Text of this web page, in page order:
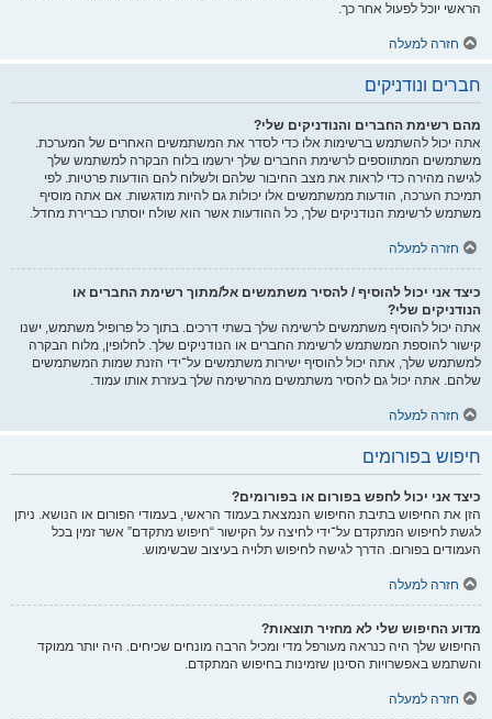
הראשי יוכל לפעול אחר כך.
חזרה למעלה
חברים ונודניקים
מהם רשימת החברים והנודניקים שלי?
אתה יכול להשתמש ברשימות אלו כדי לסדר את המשתמשים האחרים של המערכת.
משתמשים המתווספים לרשימת החברים שלך ירשמו בלוח הבקרה למשתמש שלך
לגישה מהירה כדי לראות את מצב החיבור שלהם ולשלוח להם הודעות פרטיות. לפי
תמיכת הערכה, הודעות ממשתמשים אלו יכולות גם להיות מודגשות. אם אתה מוסיף
משתמש לרשימת הנודניקים שלך, כל ההודעות אשר הוא שולח יוסתרו כברירת מחדל.
חזרה למעלה
כיצד אני יכול להוסיף / להסיר משתמשים אל/מתוך רשימת החברים או
הנודניקים שלי?
אתה יכול להוסיף משתמשים לרשימה שלך בשתי דרכים. בתוך כל פרופיל משתמש, ישנו
קישור להוספת המשתמש לרשימת החברים או הנודניקים שלך. לחלופין, מלוח הבקרה
למשתמש שלך, אתה יכול להוסיף ישירות משתמשים על־ידי הזנת שמות המשתמשים
שלהם. אתה יכול גם להסיר משתמשים מהרשימה שלך בעזרת אותו עמוד.
חזרה למעלה
חיפוש בפורומים
כיצד אני יכול לחפש בפורום או בפורומים?
הזן את החיפוש בתיבת החיפוש הנמצאת בעמוד הראשי, בעמודי הפורום או הנושא. ניתן
לגשת לחיפוש המתקדם על־ידי לחיצה על הקישור “חיפוש מתקדם” אשר זמין בכל
העמודים בפורום. הדרך לגישה לחיפוש תלויה בעיצוב שבשימוש.
חזרה למעלה
מדוע החיפוש שלי לא מחזיר תוצאות?
החיפוש שלך היה כנראה מעורפל מדי ומכיל הרבה מונחים שכיחים. היה יותר ממוקד
והשתמש באפשרויות הסינון שזמינות בחיפוש המתקדם.
חזרה למעלה